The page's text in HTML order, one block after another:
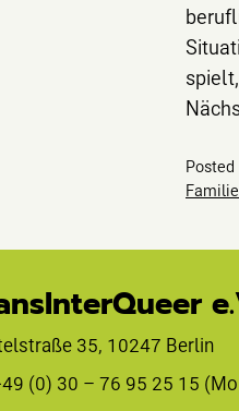
Posted
35, 10247 Berlin
(0) 30 – 76 95 25 15